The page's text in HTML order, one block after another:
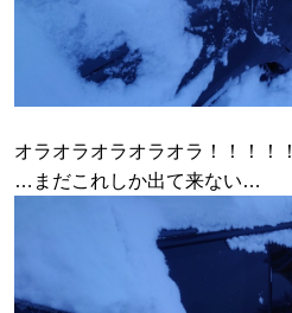
オラオラオラオラオラ！！！！！
…まだこれしか出て来ない…